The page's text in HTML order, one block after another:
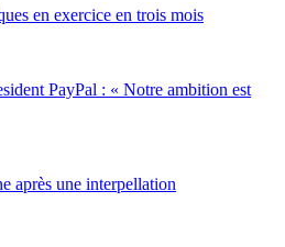
en exercice en trois mois
PayPal : « Notre ambition est
après une interpellation